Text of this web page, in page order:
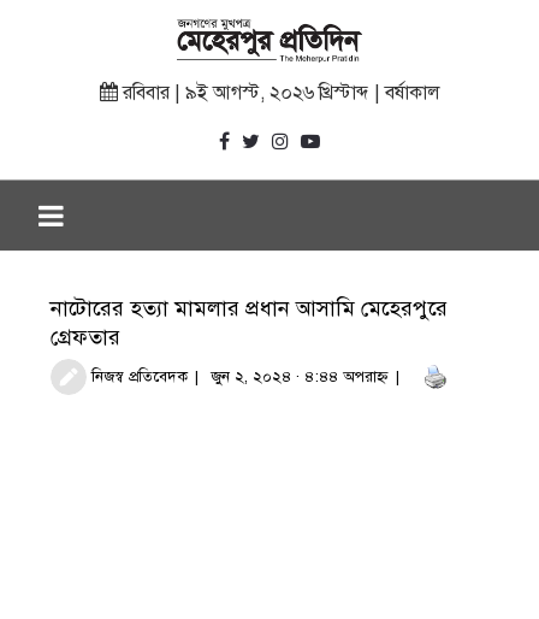
রবিবার | ৯ই আগস্ট, ২০২৬ খ্রিস্টাব্দ | বর্ষাকাল
নাটোরের হত্যা মামলার প্রধান আসামি মেহেরপুরে
গ্রেফতার
নিজস্ব প্রতিবেদক জুন ২, ২০২৪ · ৪:৪৪ অপরাহ্ণ